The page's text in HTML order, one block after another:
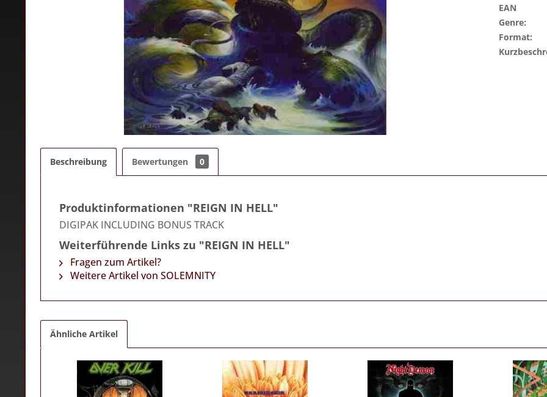
EAN
Genre:
Format:
Beschreibung Bewertungen 0
Produktinformationen "REIGN IN HELL"
DIGIPAK INCLUDING BONUS TRACK
Weiterführende Links zu "REIGN IN HELL"
Fragen zum Artikel?
Weitere Artikel von SOLEMNITY
Ähnliche Artikel